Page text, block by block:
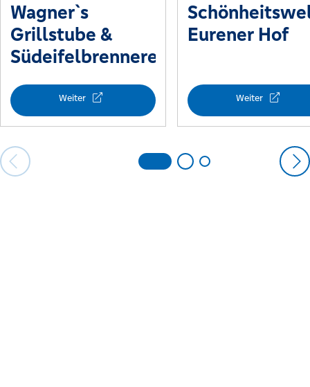
Wagner`s
Grillstube &
Südeifelbrennerei
Weiter
Eurener Hof
Weiter